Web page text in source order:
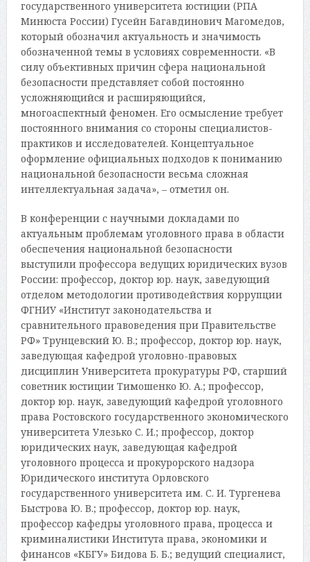
государственного университета юстиции (РПА
Минюста России) Гусейн Багавдинович Магомедов,
который обозначил актуальность и значимость
обозначенной темы в условиях современности. «В
силу объективных причин сфера национальной
безопасности представляет собой постоянно
усложняющийся и расширяющийся,
многоаспектный феномен. Его осмысление требует
постоянного внимания со стороны специалистов-
практиков и исследователей. Концептуальное
оформление официальных подходов к пониманию
национальной безопасности весьма сложная
интеллектуальная задача», – отметил он.
В конференции с научными докладами по
актуальным проблемам уголовного права в области
обеспечения национальной безопасности
выступили профессора ведущих юридических вузов
России: профессор, доктор юр. наук, заведующий
отделом методологии противодействия коррупции
ФГНИУ «Институт законодательства и
сравнительного правоведения при Правительстве
РФ» Трунцевский Ю. В.; профессор, доктор юр. наук,
заведующая кафедрой уголовно-правовых
дисциплин Университета прокуратуры РФ, старший
советник юстиции Тимошенко Ю. А.; профессор,
доктор юр. наук, заведующий кафедрой уголовного
права Ростовского государственного экономического
университета Улезько С. И.; профессор, доктор
юридических наук, заведующая кафедрой
уголовного процесса и прокурорского надзора
Юридического института Орловского
государственного университета им. С. И. Тургенева
Быстрова Ю. В.; профессор, доктор юр. наук,
профессор кафедры уголовного права, процесса и
криминалистики Института права, экономики и
финансов «КБГУ» Бидова Б. Б.; ведущий специалист,